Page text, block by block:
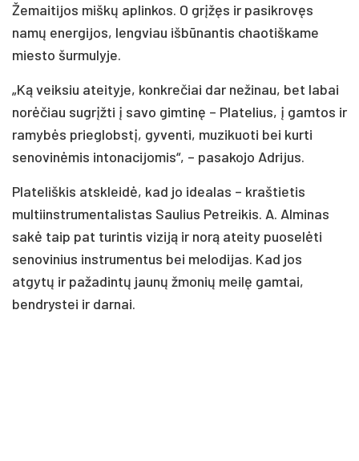
Žemaitijos miškų aplinkos. O grįžęs ir pasikrovęs
namų energijos, lengviau išbūnantis chaotiškame
miesto šurmulyje.
„Ką veiksiu ateityje, konkrečiai dar nežinau, bet labai
norėčiau sugrįžti į savo gimtinę – Platelius, į gamtos ir
ramybės prieglobstį, gyventi, muzikuoti bei kurti
senovinėmis intonacijomis“, – pasakojo Adrijus.
Plateliškis atskleidė, kad jo idealas – kraštietis
multiinstrumentalistas Saulius Petreikis. A. Alminas
sakė taip pat turintis viziją ir norą ateity puoselėti
senovinius instrumentus bei melodijas. Kad jos
atgytų ir pažadintų jaunų žmonių meilę gamtai,
bendrystei ir darnai.